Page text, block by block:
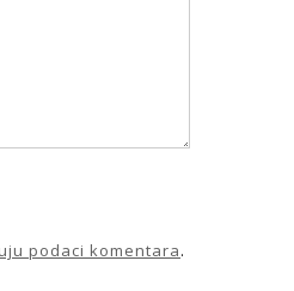
podaci komentara.